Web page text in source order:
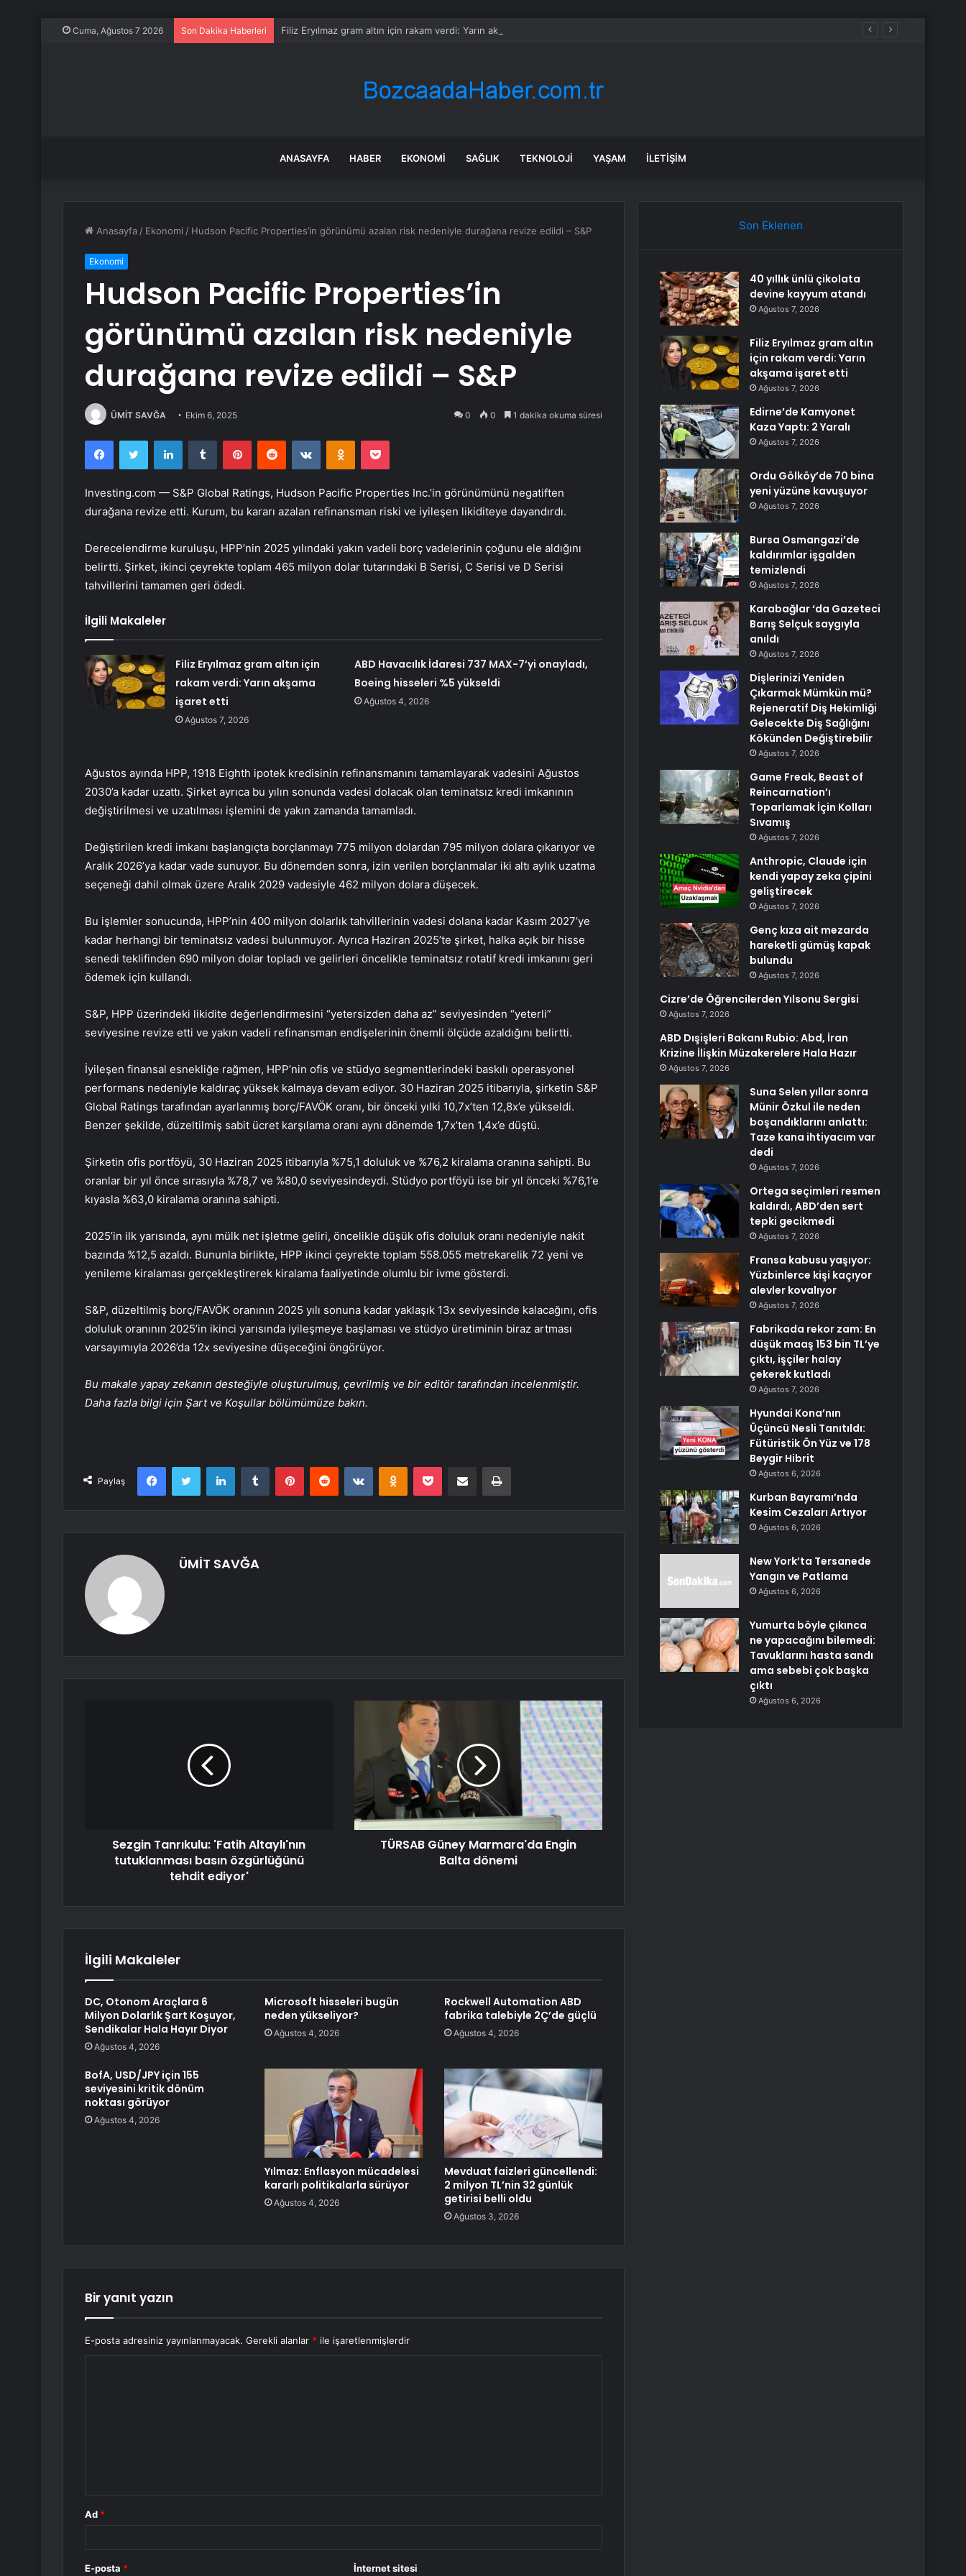
Cuma, Ağustos 7 2026 Son Dakika Haberleri Filiz Eryılmaz gram altın için rakam verdi: Yarın akşama işaret etti
ANASAYFA HABER EKONOMI SAĞLIK TEKNOLOJI YAŞAM İLETIŞIM
Anasayfa / Ekonomi / Hudson Pacific Properties’in görünümü azalan risk nedeniyle durağana revize edildi – S&P
Ekonomi
Hudson Pacific Properties’in
görünümü azalan risk nedeniyle
durağana revize edildi – S&P
ÜMİT SAVĞA Ekim 6, 2025 0 0 1 dakika okuma süresi
FacebookTwitter LinkedInTumblr PinterestReddit VKontakteOdnoklassniki
Pocket
Investing.com — S&P Global Ratings, Hudson Pacific Properties Inc.’in görünümünü negatiften
durağana revize etti. Kurum, bu kararı azalan refinansman riski ve iyileşen likiditeye dayandırdı.
Derecelendirme kuruluşu, HPP’nin 2025 yılındaki yakın vadeli borç vadelerinin çoğunu ele aldığını
belirtti. Şirket, ikinci çeyrekte toplam 465 milyon dolar tutarındaki B Serisi, C Serisi ve D Serisi
tahvillerini tamamen geri ödedi.
İlgili Makaleler
Filiz Eryılmaz gram altın için
rakam verdi: Yarın akşama
işaret etti
Ağustos 7, 2026
ABD Havacılık İdaresi 737 MAX-7’yi onayladı,
Boeing hisseleri %5 yükseldi
Ağustos 4, 2026
Ağustos ayında HPP, 1918 Eighth ipotek kredisinin refinansmanını tamamlayarak vadesini Ağustos
2030’a kadar uzattı. Şirket ayrıca bu yılın sonunda vadesi dolacak olan teminatsız kredi imkanının
değiştirilmesi ve uzatılması işlemini de yakın zamanda tamamladı.
Değiştirilen kredi imkanı başlangıçta borçlanmayı 775 milyon dolardan 795 milyon dolara çıkarıyor ve
Aralık 2026’ya kadar vade sunuyor. Bu dönemden sonra, izin verilen borçlanmalar iki altı aylık uzatma
seçeneği dahil olmak üzere Aralık 2029 vadesiyle 462 milyon dolara düşecek.
Bu işlemler sonucunda, HPP’nin 400 milyon dolarlık tahvillerinin vadesi dolana kadar Kasım 2027’ye
kadar herhangi bir teminatsız vadesi bulunmuyor. Ayrıca Haziran 2025’te şirket, halka açık bir hisse
senedi teklifinden 690 milyon dolar topladı ve gelirleri öncelikle teminatsız rotatif kredi imkanını geri
ödemek için kullandı.
S&P, HPP üzerindeki likidite değerlendirmesini “yetersizden daha az” seviyesinden “yeterli”
seviyesine revize etti ve yakın vadeli refinansman endişelerinin önemli ölçüde azaldığını belirtti.
İyileşen finansal esnekliğe rağmen, HPP’nin ofis ve stüdyo segmentlerindeki baskılı operasyonel
performans nedeniyle kaldıraç yüksek kalmaya devam ediyor. 30 Haziran 2025 itibarıyla, şirketin S&P
Global Ratings tarafından ayarlanmış borç/FAVÖK oranı, bir önceki yılki 10,7x’ten 12,8x’e yükseldi.
Benzer şekilde, düzeltilmiş sabit ücret karşılama oranı aynı dönemde 1,7x’ten 1,4x’e düştü.
Şirketin ofis portföyü, 30 Haziran 2025 itibarıyla %75,1 doluluk ve %76,2 kiralama oranına sahipti. Bu
oranlar bir yıl önce sırasıyla %78,7 ve %80,0 seviyesindeydi. Stüdyo portföyü ise bir yıl önceki %76,1’e
kıyasla %63,0 kiralama oranına sahipti.
2025’in ilk yarısında, aynı mülk net işletme geliri, öncelikle düşük ofis doluluk oranı nedeniyle nakit
bazında %12,5 azaldı. Bununla birlikte, HPP ikinci çeyrekte toplam 558.055 metrekarelik 72 yeni ve
yenileme kiralaması gerçekleştirerek kiralama faaliyetinde olumlu bir ivme gösterdi.
S&P, düzeltilmiş borç/FAVÖK oranının 2025 yılı sonuna kadar yaklaşık 13x seviyesinde kalacağını, ofis
doluluk oranının 2025’in ikinci yarısında iyileşmeye başlaması ve stüdyo üretiminin biraz artması
varsayımıyla 2026’da 12x seviyesine düşeceğini öngörüyor.
Bu makale yapay zekanın desteğiyle oluşturulmuş, çevrilmiş ve bir editör tarafından incelenmiştir.
Daha fazla bilgi için Şart ve Koşullar bölümümüze bakın.
Paylaş
FacebookTwitter LinkedInTumblr PinterestReddit VKontakteOdnoklassniki
Pocket E-Posta ile paylaş Yazdır
ÜMİT SAVĞA
Sezgin Tanrıkulu: 'Fatih Altaylı'nın
tutuklanması basın özgürlüğünü
tehdit ediyor'
TÜRSAB Güney Marmara'da Engin
Balta dönemi
İlgili Makaleler
DC, Otonom Araçlara 6
Milyon Dolarlık Şart Koşuyor,
Sendikalar Hala Hayır Diyor
Ağustos 4, 2026
Microsoft hisseleri bugün
neden yükseliyor?
Ağustos 4, 2026
Rockwell Automation ABD
fabrika talebiyle 2Ç’de güçlü
Ağustos 4, 2026
BofA, USD/JPY için 155
seviyesini kritik dönüm
noktası görüyor
Ağustos 4, 2026
Yılmaz: Enflasyon mücadelesi
kararlı politikalarla sürüyor
Ağustos 4, 2026
Mevduat faizleri güncellendi:
2 milyon TL’nin 32 günlük
getirisi belli oldu
Ağustos 3, 2026
Bir yanıt yazın
E-posta adresiniz yayınlanmayacak. Gerekli alanlar * ile işaretlenmişlerdir
Ad *
E-posta * İnternet sitesi
Son Eklenen
40 yıllık ünlü çikolata
devine kayyum atandı
Ağustos 7, 2026
Filiz Eryılmaz gram altın
için rakam verdi: Yarın
akşama işaret etti
Ağustos 7, 2026
Edirne’de Kamyonet
Kaza Yaptı: 2 Yaralı
Ağustos 7, 2026
Ordu Gölköy’de 70 bina
yeni yüzüne kavuşuyor
Ağustos 7, 2026
Bursa Osmangazi’de
kaldırımlar işgalden
temizlendi
Ağustos 7, 2026
Karabağlar ‘da Gazeteci
Barış Selçuk saygıyla
anıldı
Ağustos 7, 2026
Dişlerinizi Yeniden
Çıkarmak Mümkün mü?
Rejeneratif Diş Hekimliği
Gelecekte Diş Sağlığını
Kökünden Değiştirebilir
Ağustos 7, 2026
Game Freak, Beast of
Reincarnation’ı
Toparlamak İçin Kolları
Sıvamış
Ağustos 7, 2026
Anthropic, Claude için
kendi yapay zeka çipini
geliştirecek
Ağustos 7, 2026
Genç kıza ait mezarda
hareketli gümüş kapak
bulundu
Ağustos 7, 2026
Cizre’de Öğrencilerden Yılsonu Sergisi
Ağustos 7, 2026
ABD Dışişleri Bakanı Rubio: Abd, İran
Krizine İlişkin Müzakerelere Hala Hazır
Ağustos 7, 2026
Suna Selen yıllar sonra
Münir Özkul ile neden
boşandıklarını anlattı:
Taze kana ihtiyacım var
dedi
Ağustos 7, 2026
Ortega seçimleri resmen
kaldırdı, ABD’den sert
tepki gecikmedi
Ağustos 7, 2026
Fransa kabusu yaşıyor:
Yüzbinlerce kişi kaçıyor
alevler kovalıyor
Ağustos 7, 2026
Fabrikada rekor zam: En
düşük maaş 153 bin TL’ye
çıktı, işçiler halay
çekerek kutladı
Ağustos 7, 2026
Hyundai Kona’nın
Üçüncü Nesli Tanıtıldı:
Fütüristik Ön Yüz ve 178
Beygir Hibrit
Ağustos 6, 2026
Kurban Bayramı’nda
Kesim Cezaları Artıyor
Ağustos 6, 2026
New York’ta Tersanede
Yangın ve Patlama
Ağustos 6, 2026
Yumurta böyle çıkınca
ne yapacağını bilemedi:
Tavuklarını hasta sandı
ama sebebi çok başka
çıktı
Ağustos 6, 2026